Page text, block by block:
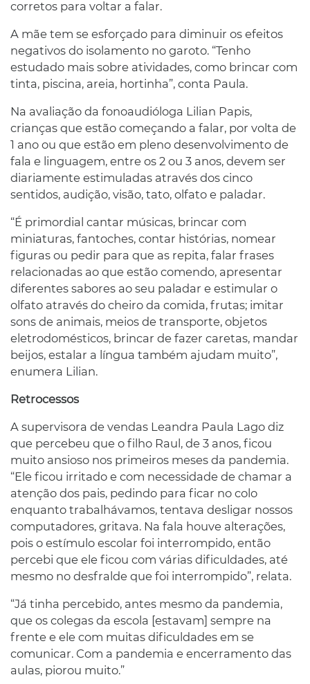
corretos para voltar a falar.
A mãe tem se esforçado para diminuir os efeitos
negativos do isolamento no garoto. “Tenho
estudado mais sobre atividades, como brincar com
tinta, piscina, areia, hortinha”, conta Paula.
Na avaliação da fonoaudióloga Lilian Papis,
crianças que estão começando a falar, por volta de
1 ano ou que estão em pleno desenvolvimento de
fala e linguagem, entre os 2 ou 3 anos, devem ser
diariamente estimuladas através dos cinco
sentidos, audição, visão, tato, olfato e paladar.
“É primordial cantar músicas, brincar com
miniaturas, fantoches, contar histórias, nomear
figuras ou pedir para que as repita, falar frases
relacionadas ao que estão comendo, apresentar
diferentes sabores ao seu paladar e estimular o
olfato através do cheiro da comida, frutas; imitar
sons de animais, meios de transporte, objetos
eletrodomésticos, brincar de fazer caretas, mandar
beijos, estalar a língua também ajudam muito”,
enumera Lilian.
Retrocessos
A supervisora de vendas Leandra Paula Lago diz
que percebeu que o filho Raul, de 3 anos, ficou
muito ansioso nos primeiros meses da pandemia.
“Ele ficou irritado e com necessidade de chamar a
atenção dos pais, pedindo para ficar no colo
enquanto trabalhávamos, tentava desligar nossos
computadores, gritava. Na fala houve alterações,
pois o estímulo escolar foi interrompido, então
percebi que ele ficou com várias dificuldades, até
mesmo no desfralde que foi interrompido”, relata.
“Já tinha percebido, antes mesmo da pandemia,
que os colegas da escola [estavam] sempre na
frente e ele com muitas dificuldades em se
comunicar. Com a pandemia e encerramento das
aulas, piorou muito.”